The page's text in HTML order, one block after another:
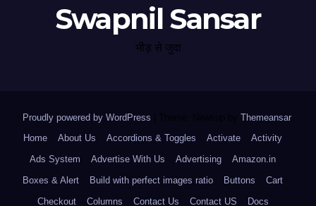
Swapnil Sansar
भीड़ से जुदा
Proudly powered by WordPress Theme: Newsup by Themeansar.
Home
About Us Accordions & Toggles Activate
Activity
Ads System
Advertise With Us Advertising
Amazon.in
Boxes & Alert
Build with perfect images ratio Buttons
Cart
Checkout
Columns Contact Us Contact US
Docs